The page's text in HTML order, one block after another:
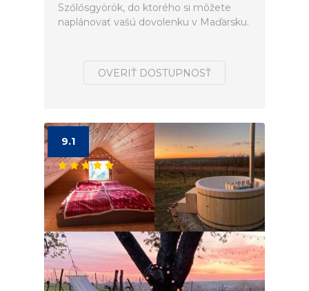
Szőlősgyörök, do ktorého si môžete
naplánovať vašú dovolenku v Maďarsku.
OVERIŤ DOSTUPNOSŤ
9.1